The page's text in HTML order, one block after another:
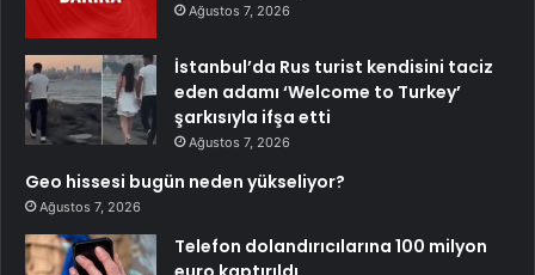
Ağustos 7, 2026
İstanbul’da Rus turist kendisini taciz
eden adamı ‘Welcome to Turkey’
şarkısıyla ifşa etti
Ağustos 7, 2026
Geo hissesi bugün neden yükseliyor?
Ağustos 7, 2026
Telefon dolandırıcılarına 100 milyon